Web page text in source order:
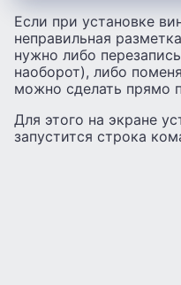
Если при установке
неправильная
нужно либо
наоборот), либо
можно сделать прямо
Для этого на экране
запустится строка